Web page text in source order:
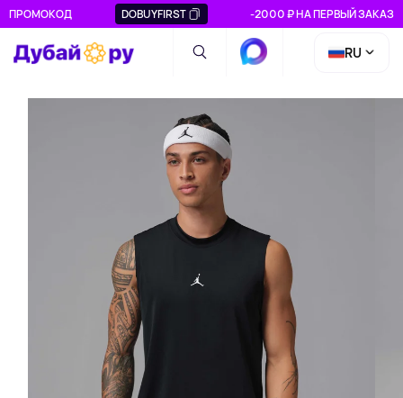
ПРОМОКОД DOBUYFIRST -2000 ₽ НА ПЕРВЫЙ ЗАКАЗ
RU